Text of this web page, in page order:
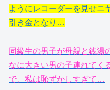
ようにレコーダーを見せニ
引き金となり…
同級生の男子が母親と銭湯
なに大きい男の子連れて
で、私は恥ずかしすぎて…